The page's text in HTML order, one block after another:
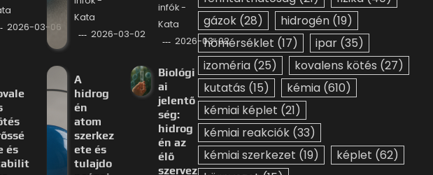
2026-03-06
Kata
2026-03-02
infók -
Kata
2026-03-02
és
A
hidrog
én
atom
szerkez
ete és
tulajdo
Biológi
ai
jelentő
ség:
hidrog
én az
élő
szervez
gázok (28) hidrogén (19)
hőmérséklet (17) ipar (35)
izoméria (25) kovalens kötés (27)
kutatás (15) kémia (610)
kémiai képlet (21)
kémiai reakciók (33)
kémiai szerkezet (19) képlet (62)